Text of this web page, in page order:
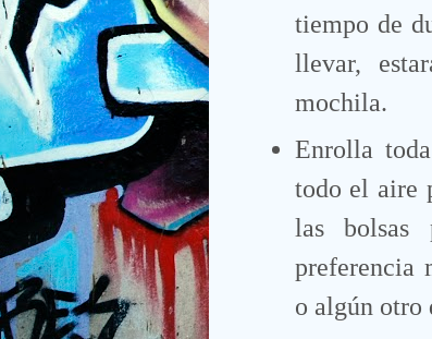
tiempo de
llevar,
mochila.
Enrolla
todo el aire
las bolsas
preferencia
o algún otro